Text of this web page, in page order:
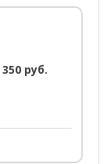
350 руб.